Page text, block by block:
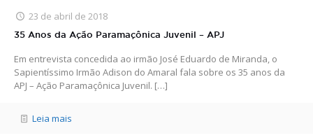
23 de abril de 2018
35 Anos da Ação Paramaçônica Juvenil – APJ
Em entrevista concedida ao irmão José Eduardo de Miranda, o
Sapientíssimo Irmão Adison do Amaral fala sobre os 35 anos da
APJ – Ação Paramaçônica Juvenil. […]
Leia mais